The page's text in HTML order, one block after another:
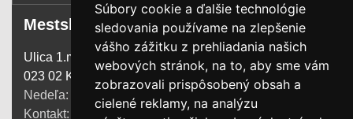
Súbory cookie a ďalšie technológie
sledovania používame na zlepšenie
vášho zážitku z prehliadania našich
webových stránok, na to, aby sme vám
zobrazovali prispôsobený obsah a
cielené reklamy, na analýzu
Mestský úrad
Ulica 1.mája 1255
023 02 Krásno n. Kysucou
Nedeľa:
zatvorené
Kontakt:
+421 41 4385 200